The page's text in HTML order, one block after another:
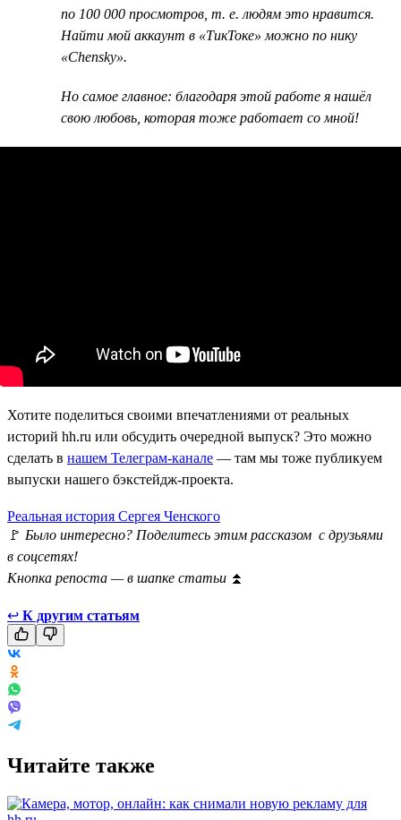
по 100 000 просмотров, т. е. людям это нравится.
Найти мой аккаунт в «ТикТоке» можно по нику
«Chensky».
Но самое главное: благодаря этой работе я нашёл
свою любовь, которая тоже работает со мной!
Хотите поделиться своими впечатлениями от реальных
историй hh.ru или обсудить очередной выпуск? Это можно
сделать в нашем Телеграм-канале — там мы тоже публикуем
выпуски нашего бэкстейдж-проекта.
Реальная история Сергея Ченского
🚩 Было интересно? Поделитесь этим рассказом с друзьями
в соцсетях!
Кнопка репоста — в шапке статьи ⏫
↩ К другим статьям
Читайте также